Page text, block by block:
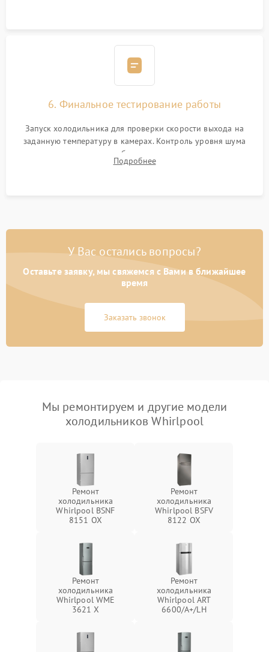
6. Финальное тестирование работы
Запуск холодильника для проверки скорости выхода на
заданную температуру в камерах. Контроль уровня шума
компрессора, отсутствия обмерзания стенок и корректного
срабатывания системы автоматической оттайки.
Подробнее
У Вас остались вопросы?
Оставьте заявку, мы свяжемся с Вами в ближайшее
время
Заказать звонок
Мы ремонтируем и другие модели
холодильников Whirlpool
Ремонт
холодильника
Whirlpool BSNF
8151 OX
Ремонт
холодильника
Whirlpool BSFV
8122 OX
Ремонт
холодильника
Whirlpool WME
3621 X
Ремонт
холодильника
Whirlpool ART
6600/A+/LH